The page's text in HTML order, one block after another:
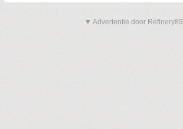
▼ Advertentie door Refinery89